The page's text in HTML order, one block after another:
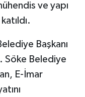
ve yapı
Başkanı
Söke Belediye
E-İmar